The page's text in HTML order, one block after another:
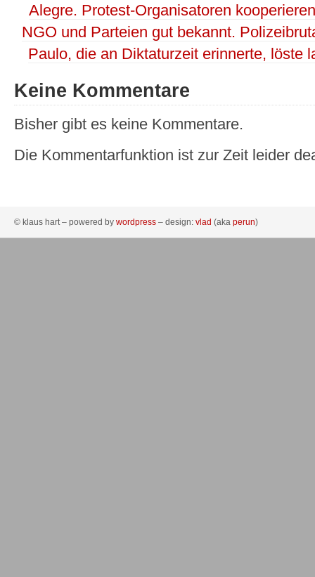
Alegre. Protest-Organisatoren
NGO und Parteien gut bekannt.
Paulo, die an Diktaturzeit erinnerte, löste
Keine Kommentare
Bisher gibt es keine Kommentare.
Die Kommentarfunktion ist zur Zeit leider
© klaus hart – powered by wordpress – design: vlad (aka perun)